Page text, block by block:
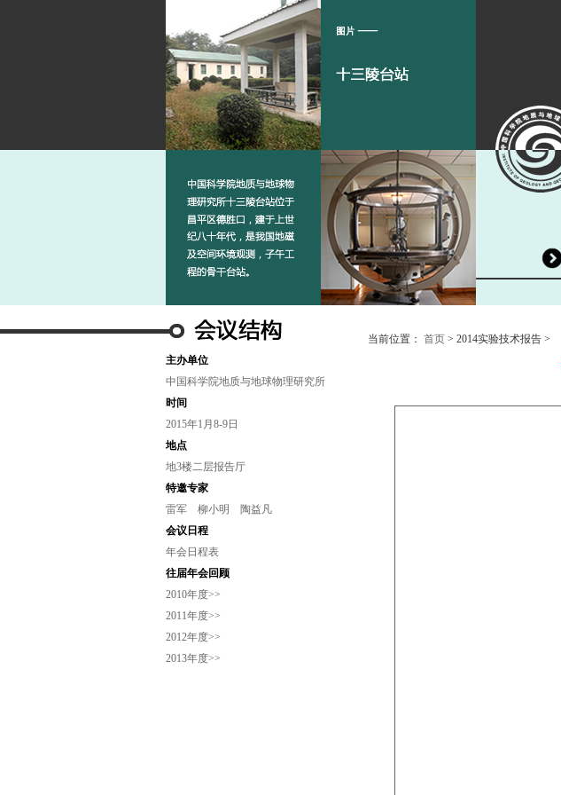
主办单位
中国科学院地质与地球物理研究所
时间
2015年1月8-9日
地点
地3楼二层报告厅
特邀专家
雷军
柳小明
陶益凡
会议日程
年会日程表
往届年会回顾
2010年度>>
2011年度>>
2012年度>>
2013年度>>
当前位置： 首页 > 2014实验技术报告 >